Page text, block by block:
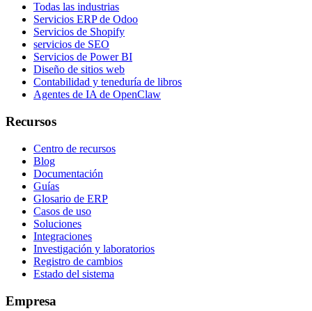
Todas las industrias
Servicios ERP de Odoo
Servicios de Shopify
servicios de SEO
Servicios de Power BI
Diseño de sitios web
Contabilidad y teneduría de libros
Agentes de IA de OpenClaw
Recursos
Centro de recursos
Blog
Documentación
Guías
Glosario de ERP
Casos de uso
Soluciones
Integraciones
Investigación y laboratorios
Registro de cambios
Estado del sistema
Empresa